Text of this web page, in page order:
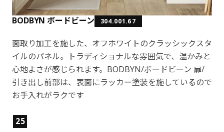
BODBYN ボードビーン 304.001.67
面取り加工を施した、オフホワイトのクラッシックスタ
イルのパネル。トラディショナルな雰囲気で、温かみと
心地よさが感じられます。BODBYN/ボードビーン 扉/
引き出し前部は、表面にラッカー塗装を施しているので
お手入れがラクです
製品の特徴
25